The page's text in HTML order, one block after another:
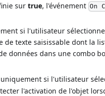
surtrue, l'événement On
si l'utilisateur
de texte saisissable dont la
données dans une combo
si l'utilisateur
l'activation de l'objet